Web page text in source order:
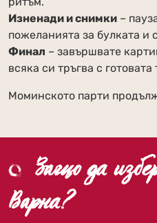
Изненади и снимки –
пожеланията за булката и
Финал – завършвате
всяка си тръгва с готовата
Моминското парти
Защо да
Варна?